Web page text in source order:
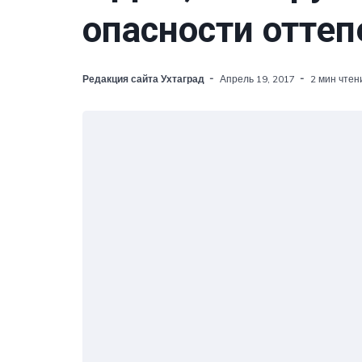
опасности
Редакция сайта Ухтаград Апрель 19, 2017 2 мин